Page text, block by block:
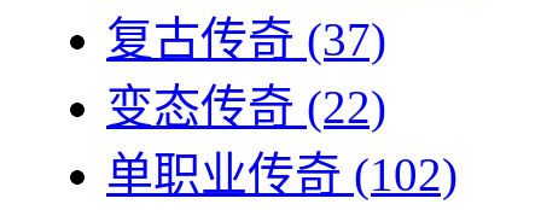
复古传奇 (37)
变态传奇 (22)
单职业传奇 (102)